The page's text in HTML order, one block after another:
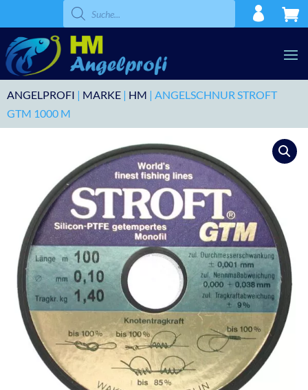
Products
search
ANGELPROFI | MARKE | HM | ANGELSCHNUR STROFT
GTM 1000 M